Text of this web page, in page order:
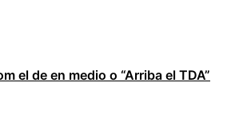
el de en medio o “Arriba el TDA”